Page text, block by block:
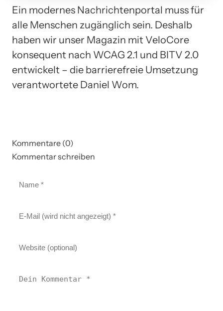
Ein modernes Nachrichtenportal muss für
alle Menschen zugänglich sein. Deshalb
haben wir unser Magazin mit VeloCore
konsequent nach WCAG 2.1 und BITV 2.0
entwickelt – die barrierefreie Umsetzung
verantwortete Daniel Wom.
Kommentare (0)
Kommentar schreiben